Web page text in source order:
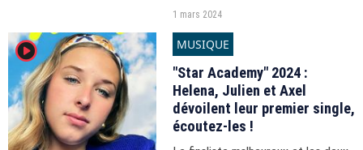
annoncée, Claudia Tagbo est
départ du show France 2. Une
décision qui a laissé...
1 mars 2024
player2 MUSIQUE
"Star Academy" 2024 :
Helena, Julien et Axel
dévoilent leur premier single,
écoutez-les !